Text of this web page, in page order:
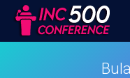
content